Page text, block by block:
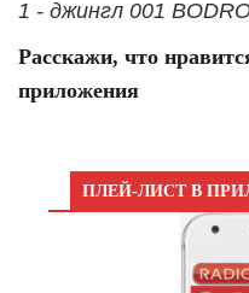
1 - джингл 001
Расскажи, что
приложения
ПЛЕЙ-ЛИСТ В